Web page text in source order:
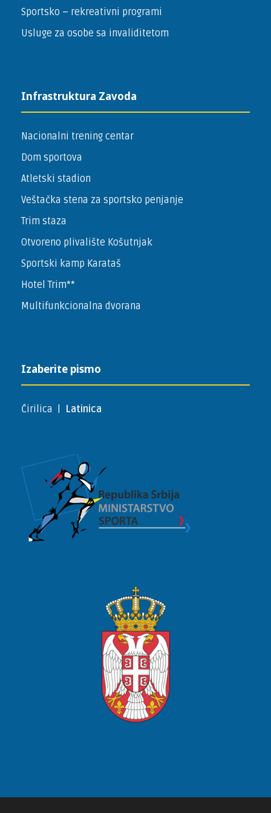
Sportsko – ­rekreativni programi
Usluge za osobe sa invaliditetom
Infrastruktura Zavoda
Nacionalni trening centar
Dom sportova
Atletski stadion
Veštačka stena za sportsko penjanje
Trim staza
Otvoreno plivalište Košutnjak
Sportski kamp Karataš
Hotel Trim**
Multifunkcionalna dvorana
Izaberite pismo
Ćirilica Latinica